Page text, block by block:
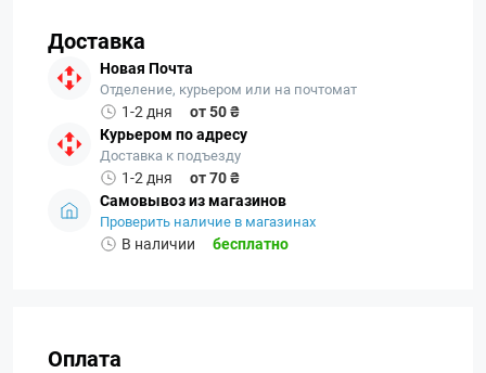
Доставка
Новая Почта
Отделение, курьером или на почтомат
1-2 дня
от 50 ₴
Курьером по адресу
Доставка к подъезду
1-2 дня
от 70 ₴
Самовывоз из магазинов
Проверить наличие в магазинах
В наличии бесплатно
Оплата